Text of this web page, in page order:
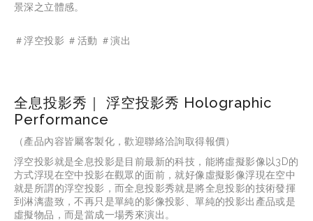
景深之立體感。
＃浮空投影 ＃活動 ＃演出
全息投影秀｜ 浮空投影秀 Holographic
Performance
（產品內容皆屬客製化，歡迎聯絡洽詢取得報價）
浮空投影就是全息投影是目前最新的科技，能將虛擬影像以3D的
方式浮現在空中投影在觀眾的面前，就好像虛擬影像浮現在空中
就是所謂的浮空投影，而全息投影秀就是將全息投影的技術發揮
到淋漓盡致，不再只是單純的影像投影、單純的投影出產品或是
虛擬物品，而是當成一場秀來演出。